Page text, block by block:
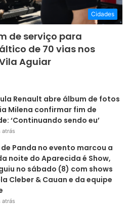
Cidades
de serviço para
de 70 vias nos
Aguiar
Renault abre álbum de fotos
Milena confirmar fim de
‘Continuando sendo eu’
atrás
de Panda no evento marcou a
noite do Aparecida é Show,
no sábado (8) com shows
Cleber & Cauan e da equipe
atrás